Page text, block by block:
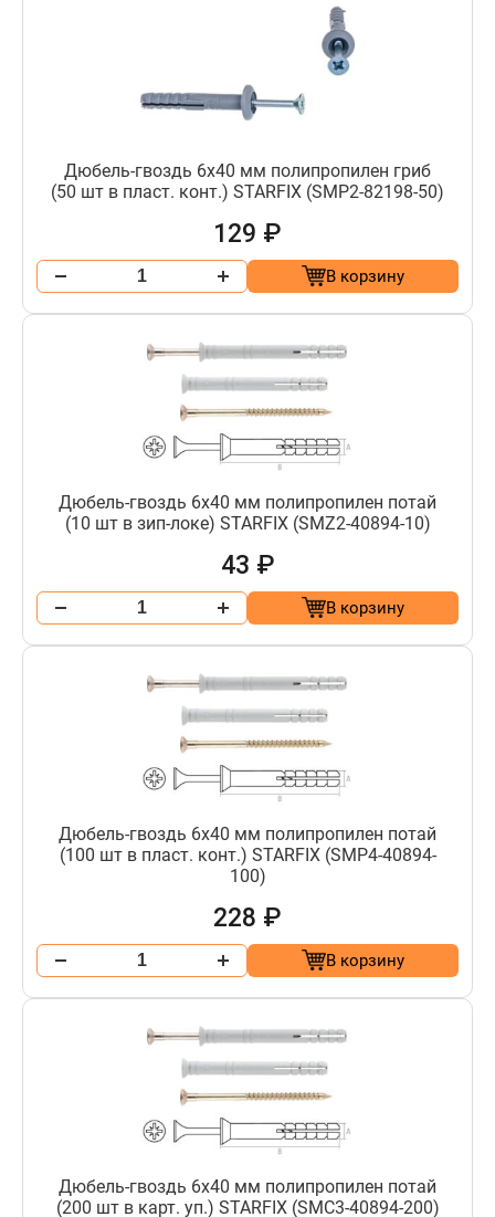
Дюбель-гвоздь 6х40 мм полипропилен гриб
(50 шт в пласт. конт.) STARFIX (SMP2-82198-50)
129 ₽
В корзину
Дюбель-гвоздь 6х40 мм полипропилен потай
(10 шт в зип-локе) STARFIX (SMZ2-40894-10)
43 ₽
В корзину
Дюбель-гвоздь 6х40 мм полипропилен потай
(100 шт в пласт. конт.) STARFIX (SMP4-40894-
100)
228 ₽
В корзину
Дюбель-гвоздь 6х40 мм полипропилен потай
(200 шт в карт. уп.) STARFIX (SMC3-40894-200)